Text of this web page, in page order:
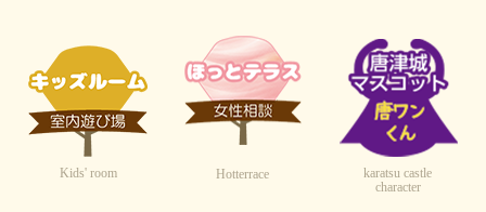
Kids' room Hotterrace
karatsu castle
character